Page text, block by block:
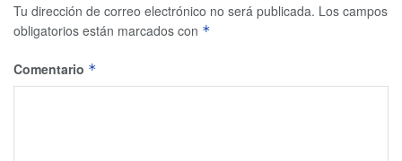
Tu dirección de correo electrónico no será publicada. Los campos
obligatorios están marcados con *
Comentario *